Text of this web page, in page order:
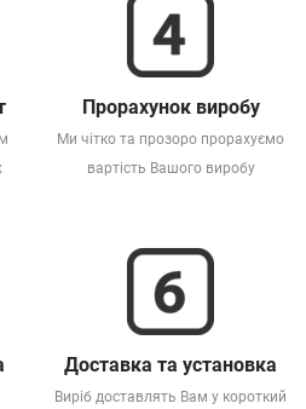
Прорахунок виробу
Ми чітко та прозоро прорахуємо
вартість Вашого виробу
Доставка та установка
Виріб доставлять Вам у короткий